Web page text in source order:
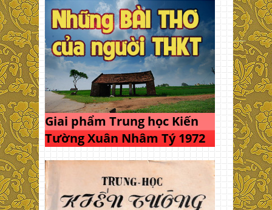
Giai phẩm Trung học Kiến
Tường Xuân Nhâm Tý 1972